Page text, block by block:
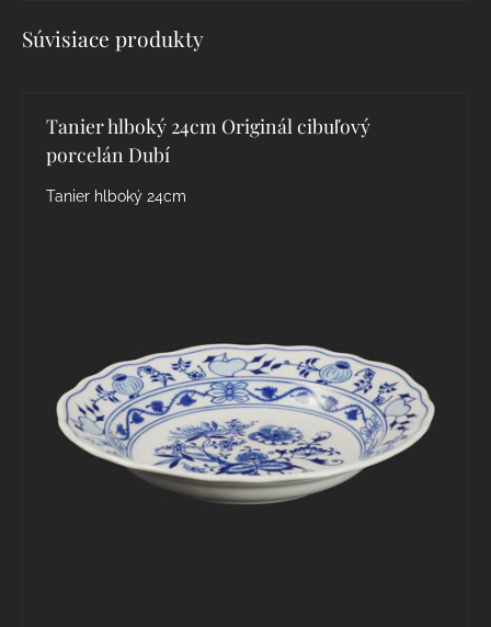
Súvisiace produkty
Tanier hlboký 24cm Originál cibuľový
porcelán Dubí
Tanier hlboký 24cm